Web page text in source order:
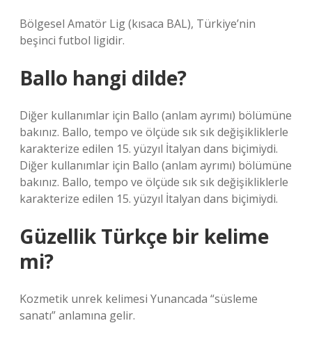
Bölgesel Amatör Lig (kısaca BAL), Türkiye’nin
beşinci futbol ligidir.
Ballo hangi dilde?
Diğer kullanımlar için Ballo (anlam ayrımı) bölümüne
bakınız. Ballo, tempo ve ölçüde sık sık değişikliklerle
karakterize edilen 15. yüzyıl İtalyan dans biçimiydi.
Diğer kullanımlar için Ballo (anlam ayrımı) bölümüne
bakınız. Ballo, tempo ve ölçüde sık sık değişikliklerle
karakterize edilen 15. yüzyıl İtalyan dans biçimiydi.
Güzellik Türkçe bir kelime
mi?
Kozmetik unrek kelimesi Yunancada “süsleme
sanatı” anlamına gelir.